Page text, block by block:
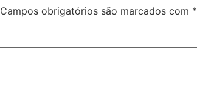
Campos obrigatórios são marcados com *